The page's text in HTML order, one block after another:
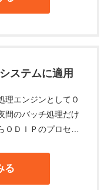
ステムに適用
理エンジンとしてＯ
間のバッチ処理だけ
ＤＩＰのプロセス
る